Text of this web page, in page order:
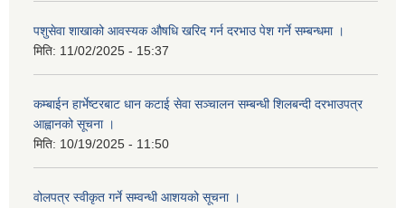
पशुसेवा शाखाको आवस्यक औषधि खरिद गर्न दरभाउ पेश गर्ने सम्बन्धमा ।
मिति: 11/02/2025 - 15:37
कम्बाईन हार्भेष्टरबाट धान कटाई सेवा सञ्चालन सम्बन्धी शिलबन्दी दरभाउपत्र
आह्वानको सूचना ।
मिति: 10/19/2025 - 11:50
वोलपत्र स्वीकृत गर्ने सम्वन्धी आशयको सूचना ।